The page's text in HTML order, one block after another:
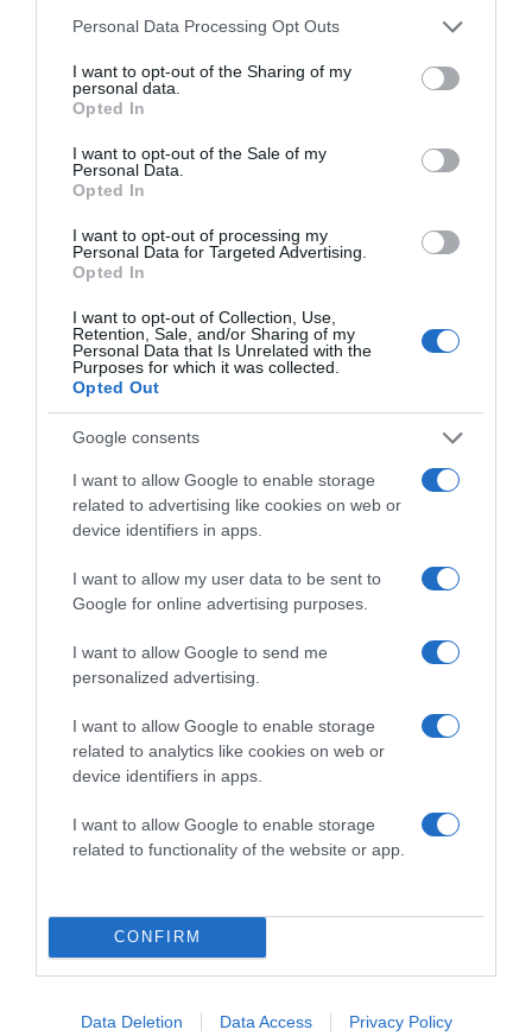
Please note that this website/app uses one or more Google
not limited to your visit or usage behaviour. You may click to
grant or deny consent to Google and its third-party tags to
use your data for below specified purposes in below Google
consent section.
Personal Data Processing Opt Outs
I want to opt-out of the Sharing of my
personal data.
Opted In
I want to opt-out of the Sale of my
Personal Data.
Opted In
I want to opt-out of processing my
Personal Data for Targeted Advertising.
Opted In
I want to opt-out of Collection, Use,
Retention, Sale, and/or Sharing of my
Personal Data that Is Unrelated with the
Purposes for which it was collected.
Opted Out
Google consents
I want to allow Google to enable storage
related to advertising like cookies on web or
device identifiers in apps.
I want to allow my user data to be sent to
Google for online advertising purposes.
I want to allow Google to send me
personalized advertising.
I want to allow Google to enable storage
related to analytics like cookies on web or
device identifiers in apps.
I want to allow Google to enable storage
related to functionality of the website or app.
CONFIRM
Data Deletion Data Access Privacy Policy
Az összeköltözés során alkalmazkodnotok kell
egymáshoz. Lehet, hogy bizonyos dolgokban eltérően
közelítenetek kell, hogy egy egészséges együttélést
kialakíthassatok. Ehhez rugalmasságra és türelemre lesz
párkapcsolatokban, de alapos megfontolást igényel. A
fent említett szempontok segítenek eldönteni, hogy
készen álltok-e erre a lépésre és egy harmonikus közös
életre. Fontos, hogy őszintén beszéljetek a felmerülő
amikor a döntést meghozzátok.
Megosztás: Facebook Twitter
Címkék: párkapcsolat, összeköltözés ,közös élet,
közös lakás
Korábbi bejegyzések Következő bejegyzés
HASONLÓ BEJEGYZÉSEK